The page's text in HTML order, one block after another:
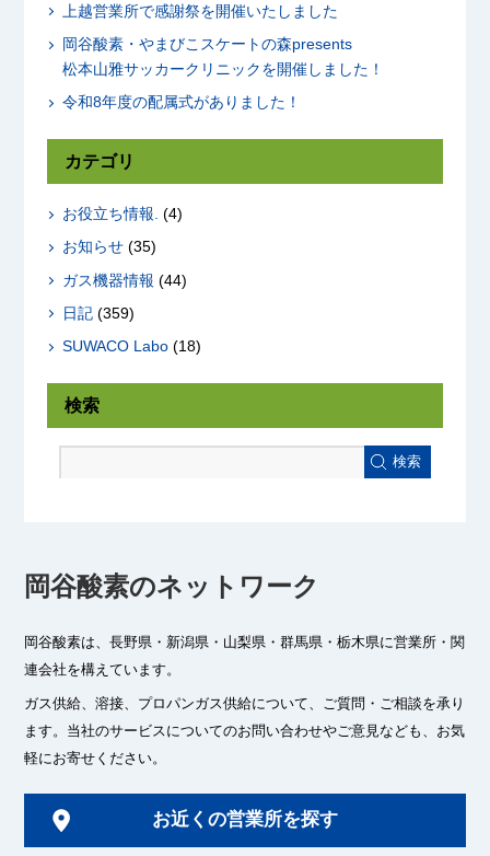
上越営業所で感謝祭を開催いたしました
岡谷酸素・やまびこスケートの森presents
松本山雅サッカークリニックを開催しました！
令和8年度の配属式がありました！
カテゴリ
お役立ち情報. (4)
お知らせ(35)
ガス機器情報 (44)
日記(359)
SUWACO Labo(18)
検索
検索
岡谷酸素のネットワーク
岡谷酸素は、長野県・新潟県・山梨県・群馬県・栃木県に営業所・関
連会社を構えています。
ガス供給、溶接、プロパンガス供給について、ご質問・ご相談を承り
ます。 当社のサービスについてのお問い合わせやご意見なども、お気
軽にお寄せください。
お近くの営業所を探す